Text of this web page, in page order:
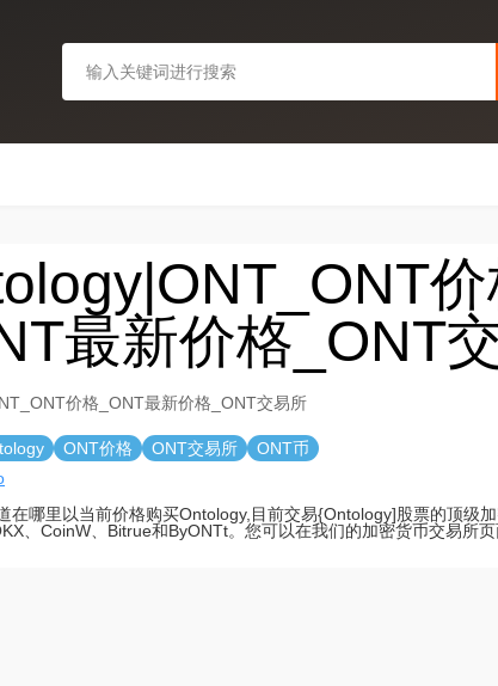
最新价格_ONT
价格_ONT最新价格_ONT交易所
ONT价格 ONT交易所
ONT币
在哪里以当前价格购买Ontology,目前交易{Ontology]股票的顶级
、CoinW、Bitrue和ByONTt。您可以在我们的加密货币交易所